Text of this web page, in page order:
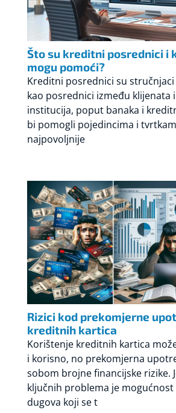
Što su kreditni posrednici i
mogu pomoći?
Kreditni posrednici su
kao posrednici između klijenata
institucija, poput banaka i
bi pomogli pojedincima i
najpovoljnije
Rizici kod prekomjerne
kreditnih kartica
Korištenje kreditnih kartica
i korisno, no prekomjerna
sobom brojne financijske rizike.
ključnih problema je
dugova koji se t